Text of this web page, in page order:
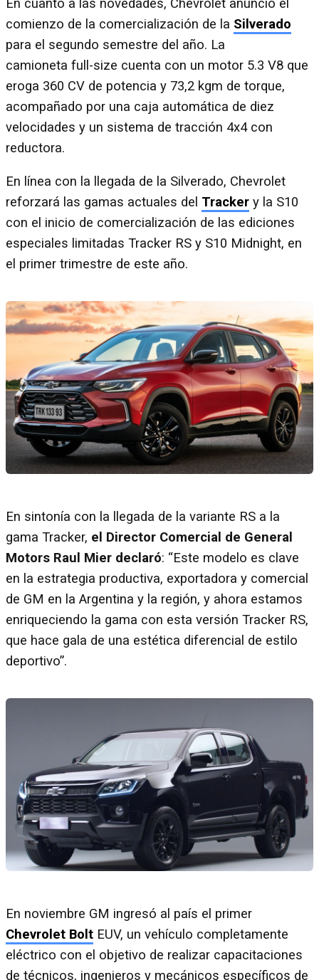
En cuanto a las novedades, Chevrolet anunció el
comienzo de la comercialización de la Silverado
para el segundo semestre del año. La
camioneta full-size cuenta con un motor 5.3 V8 que
eroga 360 CV de potencia y 73,2 kgm de torque,
acompañado por una caja automática de diez
velocidades y un sistema de tracción 4x4 con
reductora.
En línea con la llegada de la Silverado, Chevrolet
reforzará las gamas actuales del Tracker y la S10
con el inicio de comercialización de las ediciones
especiales limitadas Tracker RS y S10 Midnight, en
el primer trimestre de este año.
En sintonía con la llegada de la variante RS a la
gama Tracker, el Director Comercial de General
Motors Raul Mier declaró: “Este modelo es clave
en la estrategia productiva, exportadora y comercial
de GM en la Argentina y la región, y ahora estamos
enriqueciendo la gama con esta versión Tracker RS,
que hace gala de una estética diferencial de estilo
deportivo”.
En noviembre GM ingresó al país el primer
Chevrolet Bolt EUV, un vehículo completamente
eléctrico con el objetivo de realizar capacitaciones
de técnicos, ingenieros y mecánicos específicos de